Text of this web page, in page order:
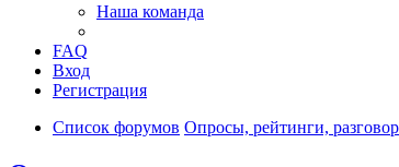
Наша команда
FAQ
Вход
Регистрация
Список форумов Опросы, рейтинги,